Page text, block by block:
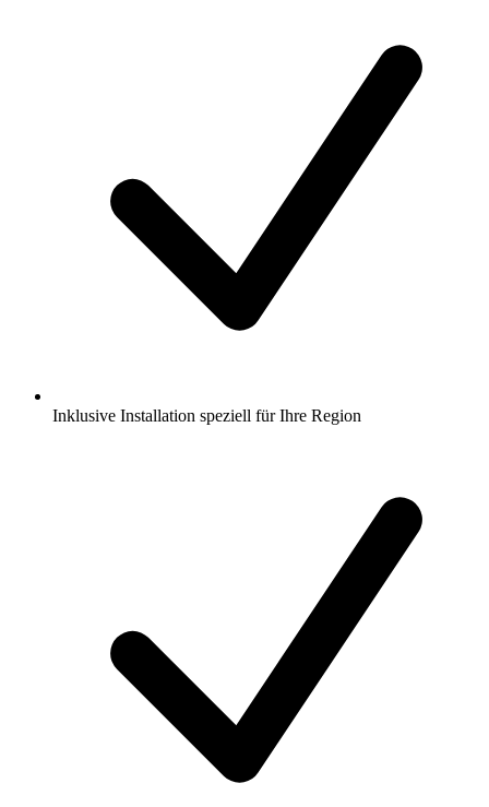
Inklusive Installation speziell für Ihre Region